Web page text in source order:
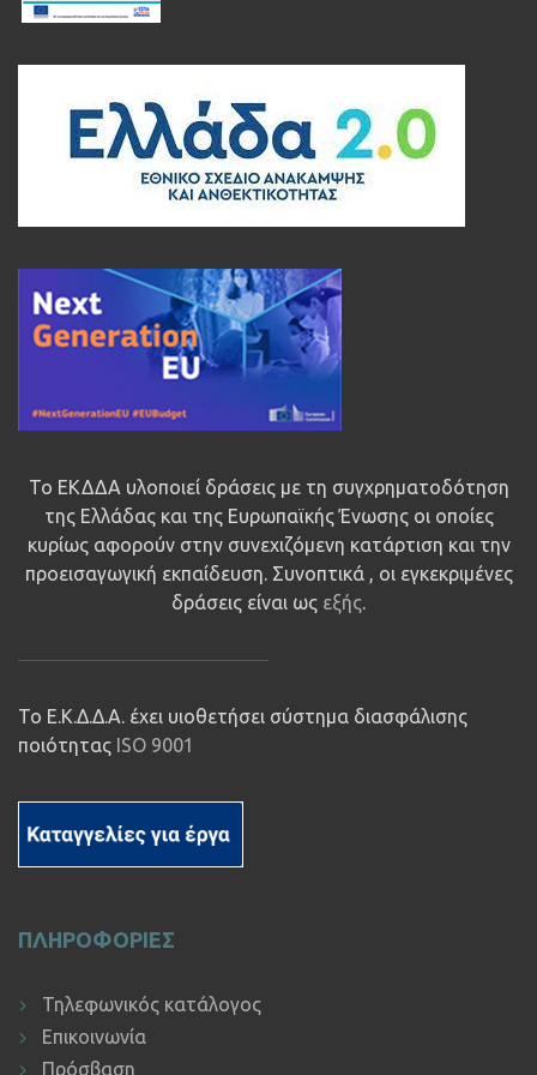
Το ΕΚΔΔΑ υλοποιεί δράσεις με τη συγχρηματοδότηση
της Ελλάδας και της Ευρωπαϊκής Ένωσης οι οποίες
κυρίως αφορούν στην συνεχιζόμενη κατάρτιση και την
προεισαγωγική εκπαίδευση. Συνοπτικά , οι εγκεκριμένες
δράσεις είναι ως εξής
Το Ε.Κ.Δ.Δ.Α. έχει υιοθετήσει σύστημα διασφάλισης
ποιότητας ISO 9001
ΠΛΗΡΟΦΟΡΙΕΣ
Τηλεφωνικός κατάλογος
Επικοινωνία
Πρόσβαση